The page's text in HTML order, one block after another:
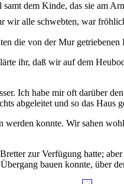
dem Kinde, das sie am
wir alle schwebten, war
die von der Mur getriebenen
ihr, daß wir auf dem
Ich habe mir oft darüber
abgeleitet und so das Haus
konnte. Wir sahen
zur Verfügung hatte;
bauen konnte, über